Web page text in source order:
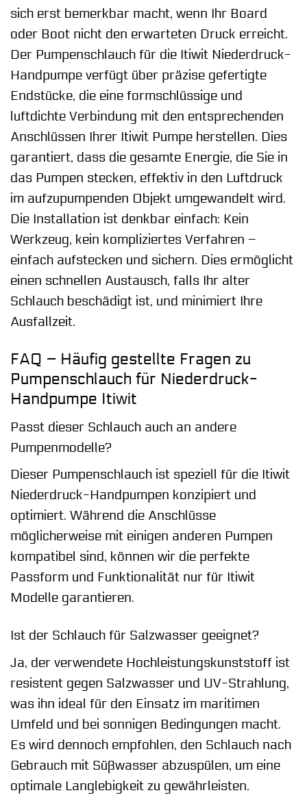
sich erst bemerkbar macht, wenn Ihr Board
oder Boot nicht den erwarteten Druck erreicht.
Der Pumpenschlauch für die Itiwit Niederdruck-
Handpumpe verfügt über präzise gefertigte
Endstücke, die eine formschlüssige und
luftdichte Verbindung mit den entsprechenden
Anschlüssen Ihrer Itiwit Pumpe herstellen. Dies
garantiert, dass die gesamte Energie, die Sie in
das Pumpen stecken, effektiv in den Luftdruck
im aufzupumpenden Objekt umgewandelt wird.
Die Installation ist denkbar einfach: Kein
Werkzeug, kein kompliziertes Verfahren –
einfach aufstecken und sichern. Dies ermöglicht
einen schnellen Austausch, falls Ihr alter
Schlauch beschädigt ist, und minimiert Ihre
Ausfallzeit.
FAQ – Häufig gestellte Fragen zu
Pumpenschlauch für Niederdruck-
Handpumpe Itiwit
Passt dieser Schlauch auch an andere
Pumpenmodelle?
Dieser Pumpenschlauch ist speziell für die Itiwit
Niederdruck-Handpumpen konzipiert und
optimiert. Während die Anschlüsse
möglicherweise mit einigen anderen Pumpen
kompatibel sind, können wir die perfekte
Passform und Funktionalität nur für Itiwit
Modelle garantieren.
Ist der Schlauch für Salzwasser geeignet?
Ja, der verwendete Hochleistungskunststoff ist
resistent gegen Salzwasser und UV-Strahlung,
was ihn ideal für den Einsatz im maritimen
Umfeld und bei sonnigen Bedingungen macht.
Es wird dennoch empfohlen, den Schlauch nach
Gebrauch mit Süßwasser abzuspülen, um eine
optimale Langlebigkeit zu gewährleisten.